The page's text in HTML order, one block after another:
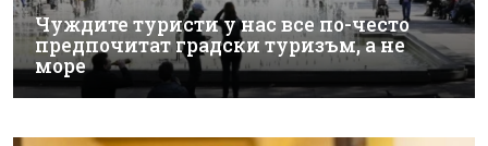
Чуждите туристи у нас все по-често
предпочитат градски туризъм, а не
море